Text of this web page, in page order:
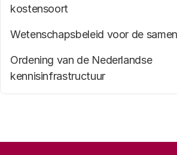
kostensoort
Wetenschapsbeleid voor de
Ordening van de Nederlandse
kennisinfrastructuur